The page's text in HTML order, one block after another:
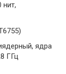
нит,
ядра
ГГц